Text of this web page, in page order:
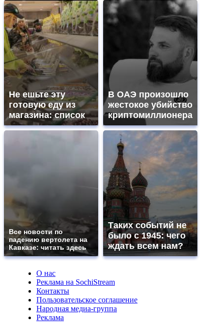
Не ешьте эту
готовую еду из
магазина: список
В ОАЭ произошло
жестокое убийство
криптомиллионера
Все новости по
падению вертолета на
Кавказе: читать здесь
Таких событий не
было с 1945: чего
ждать всем нам?
О нас
Реклама на SochiStream
Контакты
Пользовательское соглашение
Народная медиа-группа
Реклама